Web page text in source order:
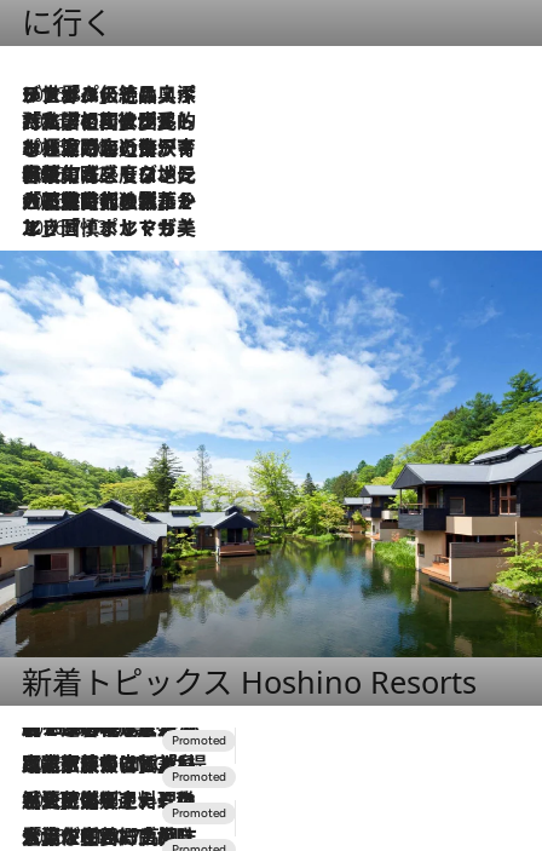
に行く
2026.8.8
リスボンの絶品スイーツ「パステル・デ・ナタ」とは？ポルトガル伝統の奥深い世界へ
2026.7.27
「私の祖国はポルトガル語です」国民的詩人フェルナンド・ペソアと、彼が愛した文学の街を歩く
2026.7.26
ポルトガル近海が育む極上の海の幸。キリリと冷えた白ワインと愉しむ、シーフード専門店の贅沢
2026.7.22
伝統の味をモダンに昇華。高感度な地元客が集う、リスボンの最旬ガストロノミー
2026.7.21
大航海時代の栄華から、震災、独裁、そして革命へ。ポルトガル・首都リスボンの石畳に刻まれた「歴史の光と影」
2026.7.13
エッセイ・ヤマザキマリ「慎ましくも美しき国 ポルトガル」
新着トピックス Hoshino Resorts
2026.8.7
【トンボの足水浴】ヒノキの香りに包まれて涼感マックス！約13℃の湧水かけ流しを避暑地「星野温泉 トンボの湯」で体験
2026.7.31
【ホテル帰省】という選択肢をOMOが提案。家族とほどよい距離を保つには「昼は実家、夜は気兼ねなくホテルで！」
2026.7.24
【夏限定ディナーコース】旬を迎える稚鮎や花ズッキーニなどをイタリア・トスカーナの郷土料理の手法で満喫！
2026.7.17
「土佐和ハーブかき氷」がOMO7高知に登場！生姜、山椒、大葉など目にも舌にも涼を呼ぶ郷土の味